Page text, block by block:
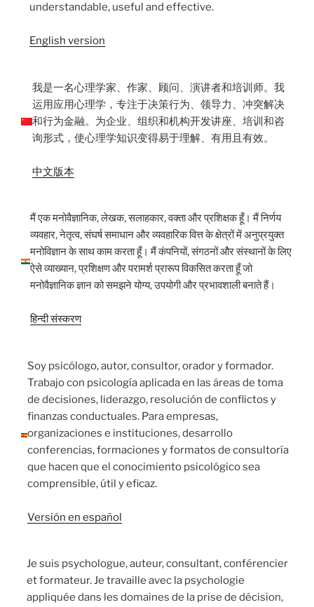
understandable, useful and effective.
English version
我是一名心理学家、作家、顾问、演讲者和培训师。我
运用应用心理学，专注于决策行为、领导力、冲突解决
和行为金融。为企业、组织和机构开发讲座、培训和咨
询形式，使心理学知识变得易于理解、有用且有效。
中文版本
मैं एक मनोवैज्ञानिक, लेखक, सलाहकार, वक्ता और प्रशिक्षक हूँ। मैं निर्णय
व्यवहार, नेतृत्व, संघर्ष समाधान और व्यवहारिक वित्त के क्षेत्रों में अनुप्रयुक्त
मनोविज्ञान के साथ काम करता हूँ। मैं कंपनियों, संगठनों और संस्थानों के लिए
ऐसे व्याख्यान, प्रशिक्षण और परामर्श प्रारूप विकसित करता हूँ जो
मनोवैज्ञानिक ज्ञान को समझने योग्य, उपयोगी और प्रभावशाली बनाते हैं।
हिन्दी संस्करण
Soy psicólogo, autor, consultor, orador y formador.
Trabajo con psicología aplicada en las áreas de toma
de decisiones, liderazgo, resolución de conflictos y
finanzas conductuales. Para empresas,
organizaciones e instituciones, desarrollo
conferencias, formaciones y formatos de consultoría
que hacen que el conocimiento psicológico sea
comprensible, útil y eficaz.
Versión en español
Je suis psychologue, auteur, consultant, conférencier
et formateur. Je travaille avec la psychologie
appliquée dans les domaines de la prise de décision,